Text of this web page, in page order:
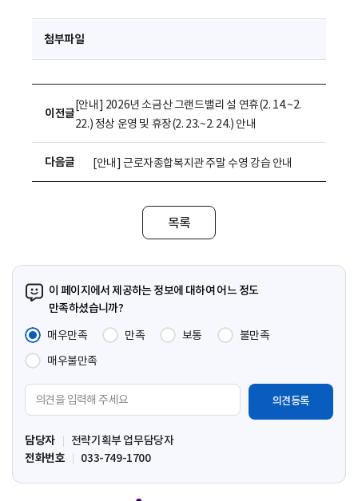
첨부파일
이전글
[안내] 2026년 소금산 그랜드밸리 설 연휴(2. 14.~2.
22.) 정상 운영 및 휴장(2. 23.~2. 24.) 안내
다음글 [안내] 근로자종합복지관 주말 수영 강습 안내
목록
이 페이지에서 제공하는 정보에 대하여 어느 정도
만족하셨습니까?
매우만족
만족 보통
불만족
매우불만족
견
입
력
담당자
전략기획부 업무담당자
전화번호
033-749-1700